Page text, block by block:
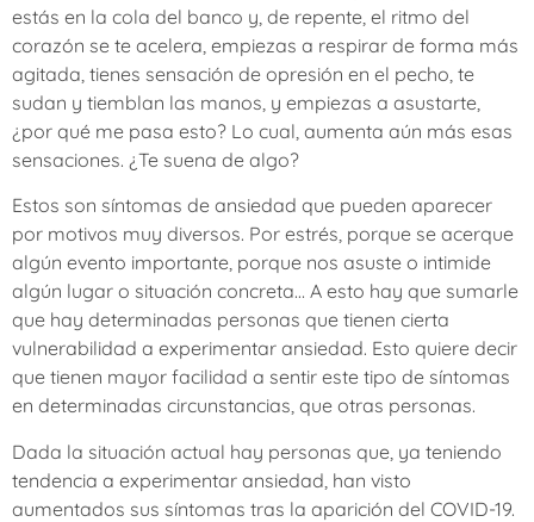
estás en la cola del banco y, de repente, el ritmo del
corazón se te acelera, empiezas a respirar de forma más
agitada, tienes sensación de opresión en el pecho, te
sudan y tiemblan las manos, y empiezas a asustarte,
¿por qué me pasa esto? Lo cual, aumenta aún más esas
sensaciones. ¿Te suena de algo?
Estos son síntomas de ansiedad que pueden aparecer
por motivos muy diversos. Por estrés, porque se acerque
algún evento importante, porque nos asuste o intimide
algún lugar o situación concreta… A esto hay que sumarle
que hay determinadas personas que tienen cierta
vulnerabilidad a experimentar ansiedad. Esto quiere decir
que tienen mayor facilidad a sentir este tipo de síntomas
en determinadas circunstancias, que otras personas.
Dada la situación actual hay personas que, ya teniendo
tendencia a experimentar ansiedad, han visto
aumentados sus síntomas tras la aparición del COVID-19.